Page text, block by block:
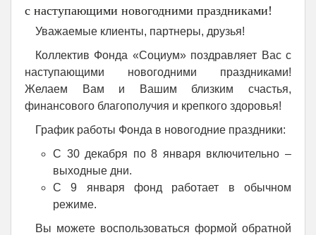
с наступающими новогодними праздниками!
Уважаемые клиенты, партнеры, друзья!
Коллектив Фонда «Социум» поздравляет Вас с
наступающими новогодними праздниками!
Желаем Вам и Вашим близким счастья,
финансового благополучия и крепкого здоровья!
График работы Фонда в новогодние праздники:
С 30 декабря по 8 января включительно –
выходные дни.
С 9 января фонд работает в обычном
режиме.
Вы можете воспользоваться формой обратной